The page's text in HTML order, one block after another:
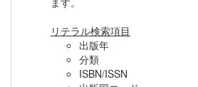
リテラル検索項目
出版年
分類
ISBN/ISSN